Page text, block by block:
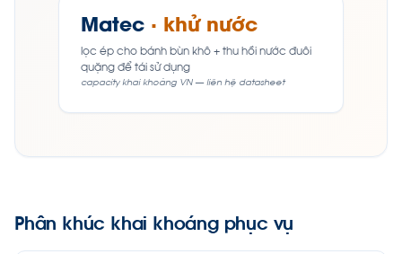
Matec · khử nước
lọc ép cho bánh bùn khô + thu hồi nước đuôi
quặng để tái sử dụng
capacity khai khoáng VN — liên hệ datasheet
Phân khúc khai khoáng phục vụ